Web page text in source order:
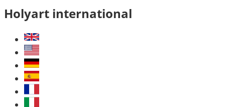
Holyart international